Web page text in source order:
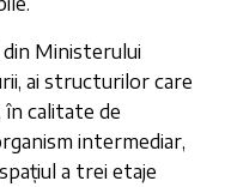
din Ministerului
ai structurilor care
calitate de
intermediar,
a trei etaje